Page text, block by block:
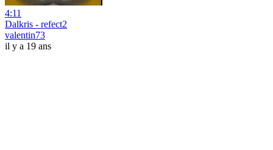
4:11
Dalkris - refect2
valentin73
il y a 19 ans